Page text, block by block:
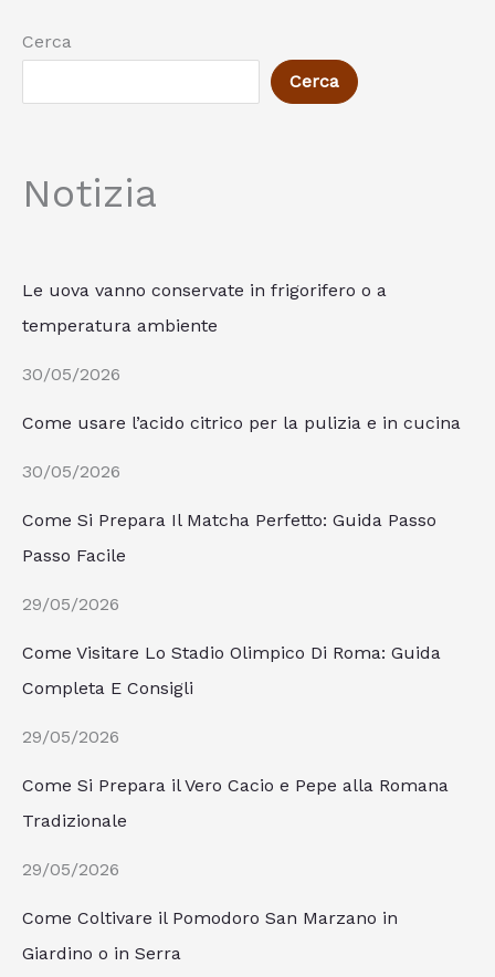
Cerca
Cerca
Notizia
Le uova vanno conservate in frigorifero o a
temperatura ambiente
30/05/2026
Come usare l’acido citrico per la pulizia e in cucina
30/05/2026
Come Si Prepara Il Matcha Perfetto: Guida Passo
Passo Facile
29/05/2026
Come Visitare Lo Stadio Olimpico Di Roma: Guida
Completa E Consigli
29/05/2026
Come Si Prepara il Vero Cacio e Pepe alla Romana
Tradizionale
29/05/2026
Come Coltivare il Pomodoro San Marzano in
Giardino o in Serra